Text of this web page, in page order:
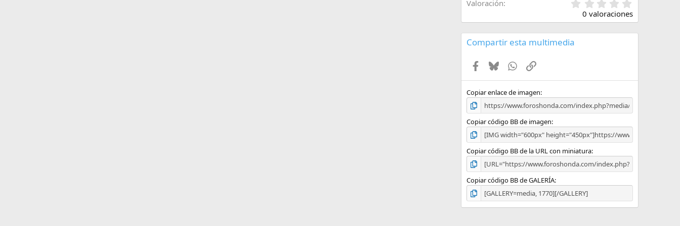
Valoración
,
0
0
l
(
)
0 valoraciones
Compartir esta multimedia
Facebook
BlueskyWhatsApp
Enlace
Copiar enlace de imagen
Copiar código BB de imagen
Copiar código BB de la URL con miniatura
Copiar código BB de GALERÍA